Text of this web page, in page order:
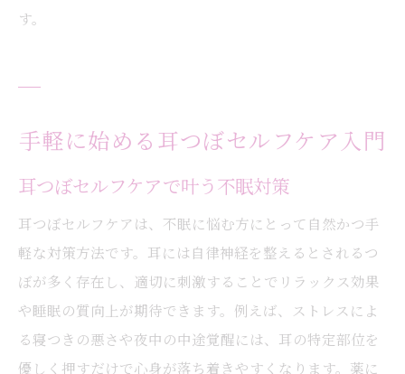
す。
手軽に始める耳つぼセルフケア入門
耳つぼセルフケアで叶う不眠対策
耳つぼセルフケアは、不眠に悩む方にとって自然かつ手
軽な対策方法です。耳には自律神経を整えるとされるつ
ぼが多く存在し、適切に刺激することでリラックス効果
や睡眠の質向上が期待できます。例えば、ストレスによ
る寝つきの悪さや夜中の中途覚醒には、耳の特定部位を
優しく押すだけで心身が落ち着きやすくなります。薬に